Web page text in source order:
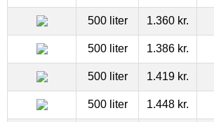
500 liter 1.360 kr.
500 liter 1.386 kr.
500 liter 1.419 kr.
500 liter 1.448 kr.